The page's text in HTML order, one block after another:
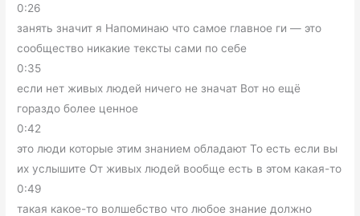
0:26
занять значит я Напоминаю что самое главное ги — это
сообщество никакие тексты сами по себе
0:35
если нет живых людей ничего не значат Вот но ещё
гораздо более ценное
0:42
это люди которые этим знанием обладают То есть если вы
их услышите От живых людей вообще есть в этом какая-то
0:49
такая какое-то волшебство что любое знание должно